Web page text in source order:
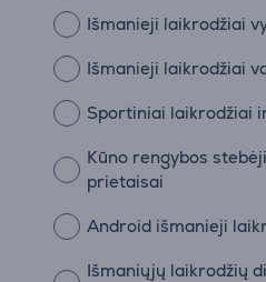
Išmanieji laikrodžiai
Išmanieji laikrodžiai
Sportiniai laikrodžiai
Kūno rengybos
prietaisai
Android išmanieji
Išmaniųjų laikrodžių